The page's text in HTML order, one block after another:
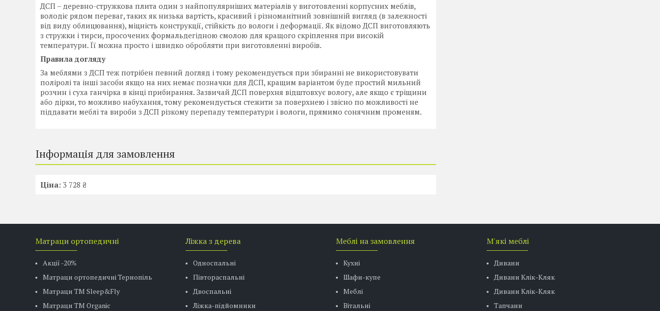
ДСП – деревно-стружкова плита один з найпопулярніших матеріалів у виготовленні корпусних меблів,
володіє рядом переваг, таких як низька вартість, красивий і різноманітний зовнішній вигляд (в залежності
від виду облицювання), міцність конструкції, стійкість до вологи і деформації. Як відомо ДСП виготовляють
з стружки і тирси, просочених формальдегідною смолою для кращого скріплення при високій
температури. Її можна просто і швидко обробляти при виготовленні виробів.
Правила догляду
За меблями з ДСП теж потрібен певний догляд і тому рекомендується при збиранні не використовувати
поліролі та інші засоби якщо на них немає позначки для ДСП, кращим варіантом буде простий мильний
розчин і суха ганчірка в кінці прибирання. Зазвичай ДСП поверхня відштовхує вологу, але якщо є тріщини
або дірки, то можливо набухання, тому рекомендується стежити за поверхнею і звісно по можливості не
піддавати меблі та вироби з ДСП різкому перепаду температури і вологи, прямимо сонячним променям.
Інформація для замовлення
Ціна: 3 728 ₴
Матраци ортопедичні
Акції -20%
Матраци ортопедичні Тернопіль
Матраци ТМ Sleep&Fly
Матраци TM Organic
Ліжка з дерева
Односпальні
Півтораспальні
Двоспальні
Ліжка-підйомники
Меблі на замовлення
Кухні
Шафи-купе
Меблі
Вітальні
М'які меблі
Дивани
Дивани Клік-Кляк
Дивани Клік-Кляк
Тапчани